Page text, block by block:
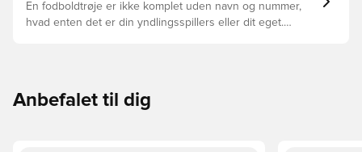
En fodboldtrøje er ikke komplet uden navn og nummer,
hvad enten det er din yndlingsspillers eller dit eget.
Anbefalet til dig